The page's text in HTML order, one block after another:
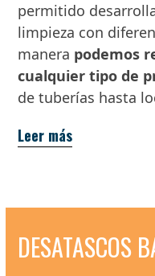
permitido
limpieza con
manera podemos
cualquier tipo de
de tuberías hasta
Leer más
DESATASCOS